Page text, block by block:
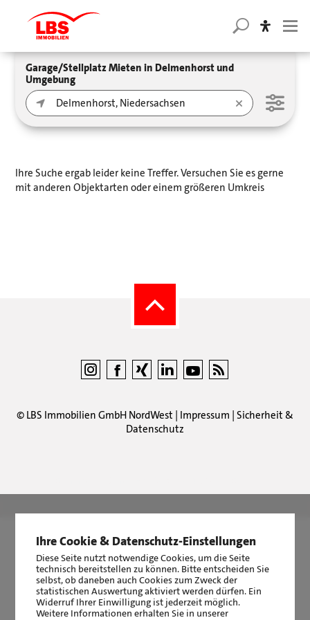
Garage/Stellplatz Mieten in Delmenhorst und
Umgebung
Ihre Suche ergab leider keine Treffer. Versuchen Sie es gerne
mit anderen Objektarten oder einem größeren Umkreis
© LBS Immobilien GmbH NordWest | Impressum | Sicherheit &
Datenschutz
|2511Bewertungen auf ProvenExpert.com
Ihre Cookie & Datenschutz-Einstellungen
Diese Seite nutzt notwendige Cookies, um die Seite
technisch bereitstellen zu können. Bitte entscheiden Sie
selbst, ob daneben auch Cookies zum Zweck der
statistischen Auswertung aktiviert werden dürfen. Ein
Widerruf Ihrer Einwilligung ist jederzeit möglich.
Weitere Informationen erhalten Sie in unserer